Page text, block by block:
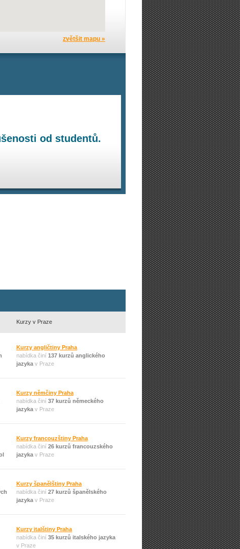
zvětšit mapu »
od studentů.
Kurzy v Praze
Kurzy angličtiny Praha
nabídka činí 137 kurzů anglického
jazyka v Praze
Kurzy němčiny Praha
nabídka činí 37 kurzů německého
jazyka v Praze
Kurzy francouzštiny Praha
nabídka činí 26 kurzů francouzského
jazyka v Praze
Kurzy španělštiny Praha
nabídka činí 27 kurzů španělského
jazyka v Praze
Kurzy italštiny Praha
nabídka činí 35 kurzů italského jazyka
v Praze